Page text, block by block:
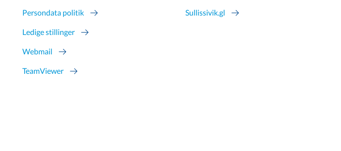
Persondata politik
Ledige stillinger
Webmail
TeamViewer
Sullissivik.gl